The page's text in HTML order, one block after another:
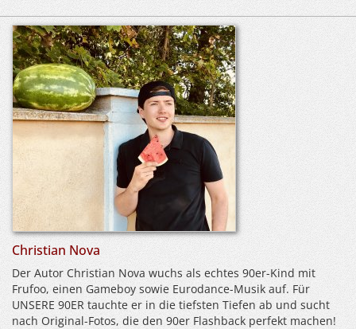
Christian Nova
Der Autor Christian Nova wuchs als echtes 90er-Kind mit
Frufoo, einen Gameboy sowie Eurodance-Musik auf. Für
UNSERE 90ER tauchte er in die tiefsten Tiefen ab und sucht
nach Original-Fotos, die den 90er Flashback perfekt machen!